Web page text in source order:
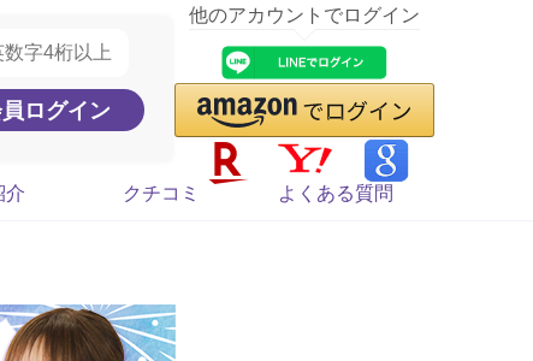
他のアカウントでログイン
介 クチコミ よくある質問